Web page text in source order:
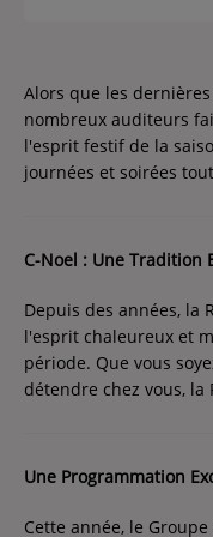
Régie Publicitaire
Recherche d'un titre
Alors que les
nombreux auditeurs
l'esprit festif de la
journées et soirées
C-Noel : Une Tradition
Depuis des années, la
l'esprit chaleureux et
période. Que vous
détendre chez vous, la
Une Programmation
Cette année, le